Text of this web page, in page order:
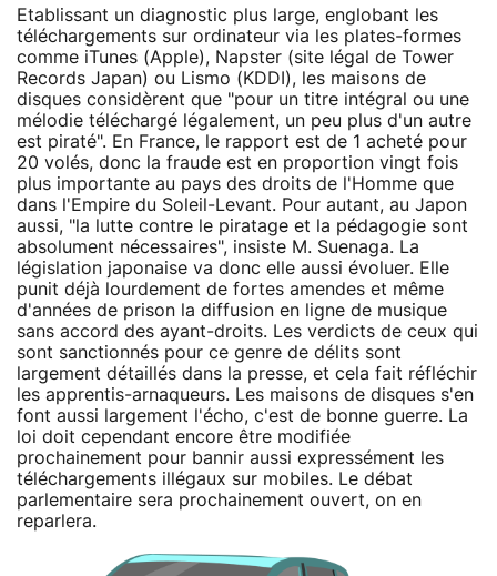
Etablissant un diagnostic plus large, englobant les
téléchargements sur ordinateur via les plates-formes
comme iTunes (Apple), Napster (site légal de Tower
Records Japan) ou Lismo (KDDI), les maisons de
disques considèrent que "pour un titre intégral ou une
mélodie téléchargé légalement, un peu plus d'un autre
est piraté". En France, le rapport est de 1 acheté pour
20 volés, donc la fraude est en proportion vingt fois
plus importante au pays des droits de l'Homme que
dans l'Empire du Soleil-Levant. Pour autant, au Japon
aussi, "la lutte contre le piratage et la pédagogie sont
absolument nécessaires", insiste M. Suenaga. La
législation japonaise va donc elle aussi évoluer. Elle
punit déjà lourdement de fortes amendes et même
d'années de prison la diffusion en ligne de musique
sans accord des ayant-droits. Les verdicts de ceux qui
sont sanctionnés pour ce genre de délits sont
largement détaillés dans la presse, et cela fait réfléchir
les apprentis-arnaqueurs. Les maisons de disques s'en
font aussi largement l'écho, c'est de bonne guerre. La
loi doit cependant encore être modifiée
prochainement pour bannir aussi expressément les
téléchargements illégaux sur mobiles. Le débat
parlementaire sera prochainement ouvert, on en
reparlera.